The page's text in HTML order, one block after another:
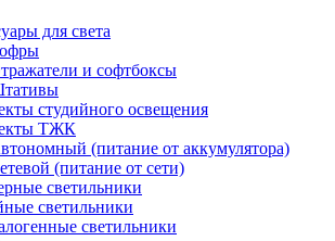
для света
и софтбоксы
студийного освещения
ТЖК
(питание от аккумулятора)
(питание от сети)
светильники
светильники
светильники